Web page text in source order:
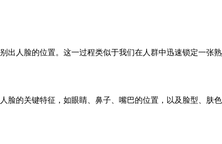
出人脸的位置。这一过程类似于我们在人群中迅速锁定一张
脸的关键特征，如眼睛、鼻子、嘴巴的位置，以及脸型、肤